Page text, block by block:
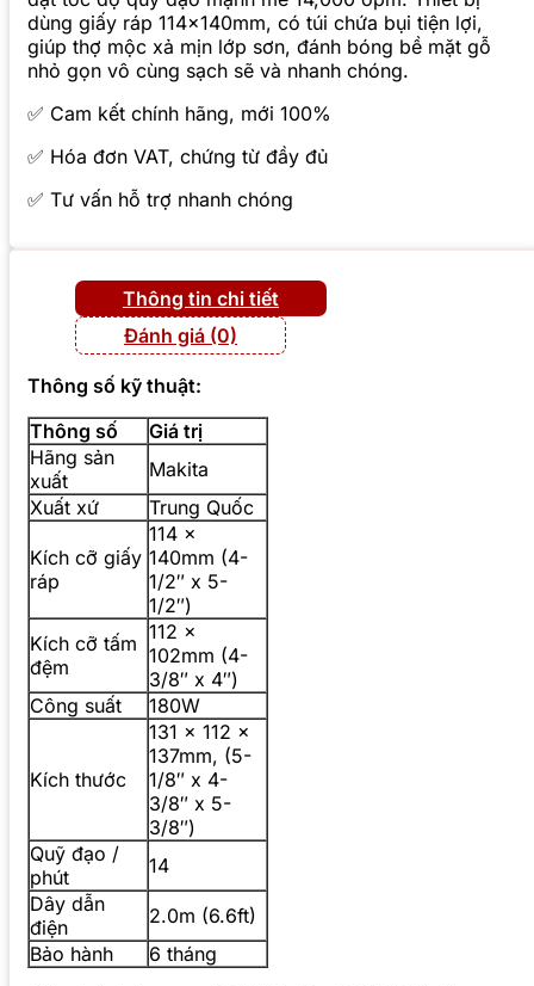
dùng giấy ráp 114x140mm, có túi chứa bụi tiện lợi,
giúp thợ mộc xả mịn lớp sơn, đánh bóng bề mặt gỗ
nhỏ gọn vô cùng sạch sẽ và nhanh chóng.
✅ Cam kết chính hãng, mới 100%
✅ Hóa đơn VAT, chứng từ đầy đủ
✅ Tư vấn hỗ trợ nhanh chóng
Thông tin chi tiết
Đánh giá (0)
Thông số kỹ thuật:
Thông số
Giá trị
Hãng sản
xuất
Makita
Xuất xứ
Trung Quốc
Kích cỡ giấy
ráp
114 x
140mm (4-
1/2″ x 5-
1/2″)
Kích cỡ tấm
đệm
112 x
102mm (4-
3/8″ x 4″)
Công suất
180W
Kích thước
131 x 112 x
137mm, (5-
1/8″ x 4-
3/8″ x 5-
3/8″)
Quỹ đạo /
phút
14
Dây dẫn
điện
2.0m (6.6ft)
Bảo hành
6 tháng